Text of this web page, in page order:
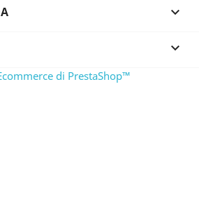


di PrestaShop™